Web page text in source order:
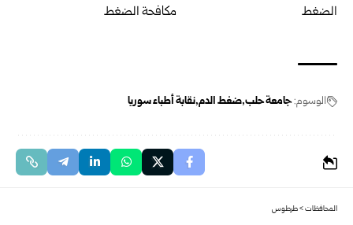
الوسوم:جامعة حلب ضغط الدم نقابة أطباء سوريا
المحافظات>طرطوس